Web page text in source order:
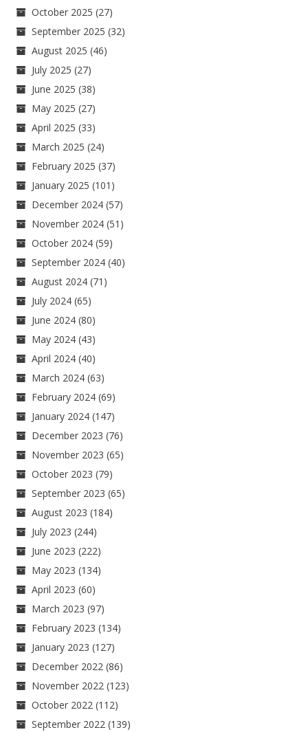
October 2025 (27)
September 2025 (32)
August 2025 (46)
July 2025 (27)
June 2025 (38)
May 2025 (27)
April 2025 (33)
March 2025 (24)
February 2025 (37)
January 2025 (101)
December 2024 (57)
November 2024 (51)
October 2024 (59)
September 2024 (40)
August 2024 (71)
July 2024 (65)
June 2024 (80)
May 2024 (43)
April 2024 (40)
March 2024 (63)
February 2024 (69)
January 2024 (147)
December 2023 (76)
November 2023 (65)
October 2023 (79)
September 2023 (65)
August 2023 (184)
July 2023 (244)
June 2023 (222)
May 2023 (134)
April 2023 (60)
March 2023 (97)
February 2023 (134)
January 2023 (127)
December 2022 (86)
November 2022 (123)
October 2022 (112)
September 2022 (139)